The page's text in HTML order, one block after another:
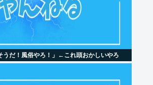
だ！風俗やろ！」←これ頭おかしいやろ